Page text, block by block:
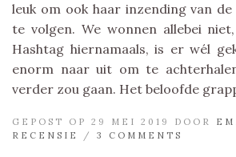
leuk om ook haar inzending van
te volgen. We wonnen allebei
Hashtag hiernamaals, is er wél
enorm naar uit om te
verder zou gaan. Het beloofde
GEPOST OP 29 MEI 2019 DOOR
RECENSIE
/ 3 COMMENTS